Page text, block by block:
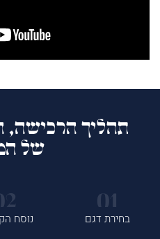
תהליך הרכישה,
של
בחירת דגם נוסח